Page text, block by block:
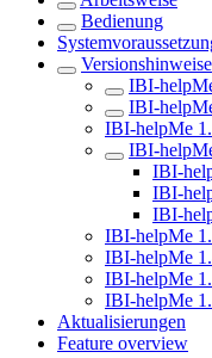
Bedienung
Versionshinweise
IBI-
IBI-
IBI-helpMe
IBI-
IBI-
IBI-
IBI-
IBI-helpMe
IBI-helpMe
IBI-helpMe
IBI-helpMe
Aktualisierungen
Feature overview